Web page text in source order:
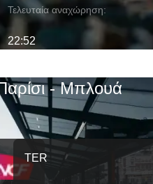
Τελευταία αναχώρηση:
22:52
- Μπλουά
TER